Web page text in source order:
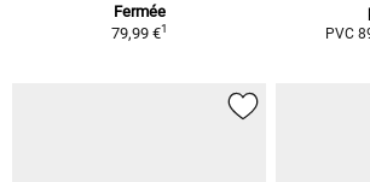
Fermée
79,99 €1 PVC